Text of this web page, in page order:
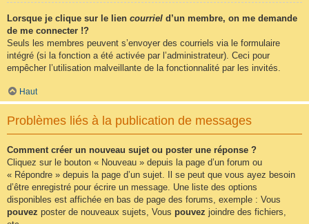
Lorsque je clique sur le lien courriel d’un membre, on me demande
de me connecter !?
Seuls les membres peuvent s’envoyer des courriels via le formulaire
intégré (si la fonction a été activée par l’administrateur). Ceci pour
empêcher l’utilisation malveillante de la fonctionnalité par les invités.
Haut
Problèmes liés à la publication de messages
Comment créer un nouveau sujet ou poster une réponse ?
Cliquez sur le bouton « Nouveau » depuis la page d’un forum ou
« Répondre » depuis la page d’un sujet. Il se peut que vous ayez besoin
d’être enregistré pour écrire un message. Une liste des options
disponibles est affichée en bas de page des forums, exemple : Vous
pouvez poster de nouveaux sujets, Vous pouvez joindre des fichiers,